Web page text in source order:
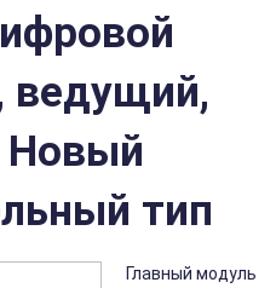
ведущий,
Новый
тип
Главный модуль